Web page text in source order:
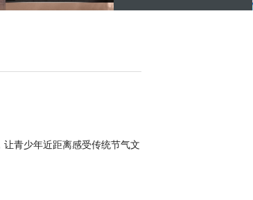
青少年近距离感受传统节气文